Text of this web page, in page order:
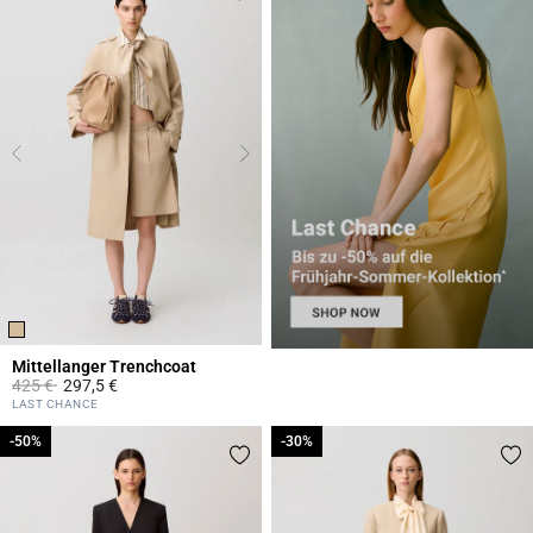
Mittellanger Trenchcoat
Price reduced from
425 €to297,5 €
5 out of 5 Customer Rating
LAST CHANCE
-50%
-50% -30%
-30%